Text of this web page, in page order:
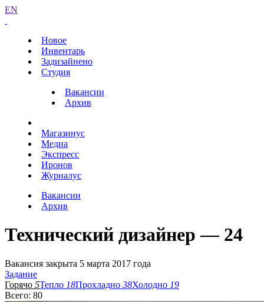
EN
Новое
Инвентарь
Задизайнено
Студия
Вакансии
Архив
Магазинус
Медиа
Экспресс
Иронов
Журналус
Вакансии
Архив
Технический дизайнер — 24
Вакансия закрыта 5 марта 2017 года
Задание
Горячо 5Тепло 18Прохладно 38Холодно 19
Всего: 80